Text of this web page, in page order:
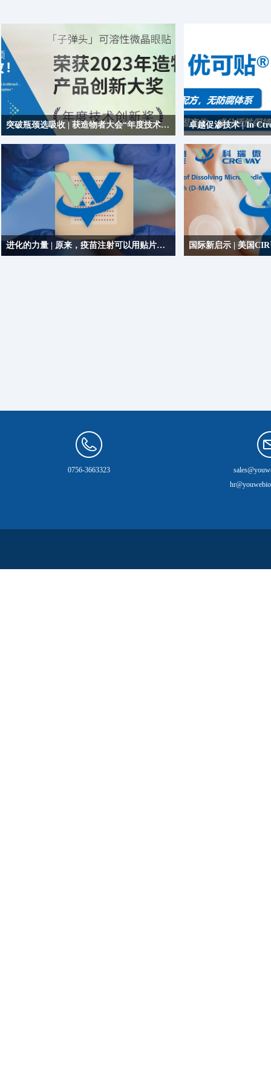
突破瓶颈选吸收 | 获造物者大会“年度技术创新奖”，优微生物受邀分享创新吸收技术
优微生物荣获“年度技术创新奖”，优微生物创始人
冷钢博士更是发表了以《透皮吸收技术缔造科技品
类，带来细分市场新增长》的演讲！
优微生物携创新物理促
成分控释技术亮相
进化的力量 | 原来，疫苗注射可以用贴片实现！
0756-3663323